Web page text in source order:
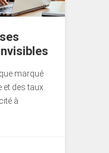
marqué
et des taux
à